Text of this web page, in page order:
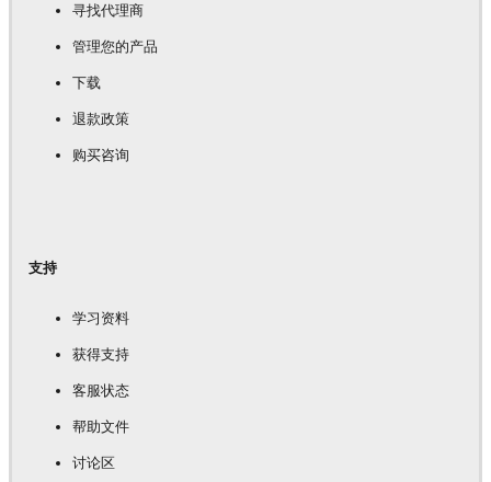
寻找代理商
管理您的产品
下载
退款政策
购买咨询
支持
学习资料
获得支持
客服状态
帮助文件
讨论区